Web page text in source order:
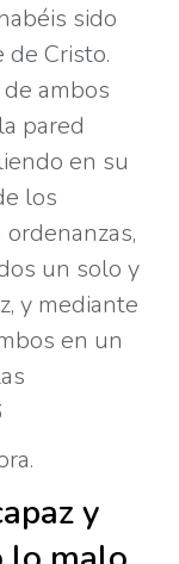
sido
de Cristo.
ambos
pared
en su
los
un solo y
y mediante
en un
y